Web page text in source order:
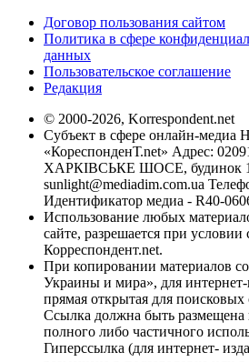
Договор пользования сайтом
Политика в сфере
данных
Пользовательское соглашение
Редакция
© 2000-2026, Korrespondent.net
Субъект в сфере онлайн-медиа
«КореспонденТ.net» Адрес:
ХАРКІВСЬКЕ ШОСЕ, будинок
sunlight@mediadim.com.ua
Идентификатор медиа - R40-
Использование любых
сайте, разрешается при условии
Корреспондент.net.
При копировании материалов
Украины и мира», для интернет-
прямая открытая для поисковых
Ссылка должна быть размещена
полного либо частичного
Гиперссылка (для интернет-